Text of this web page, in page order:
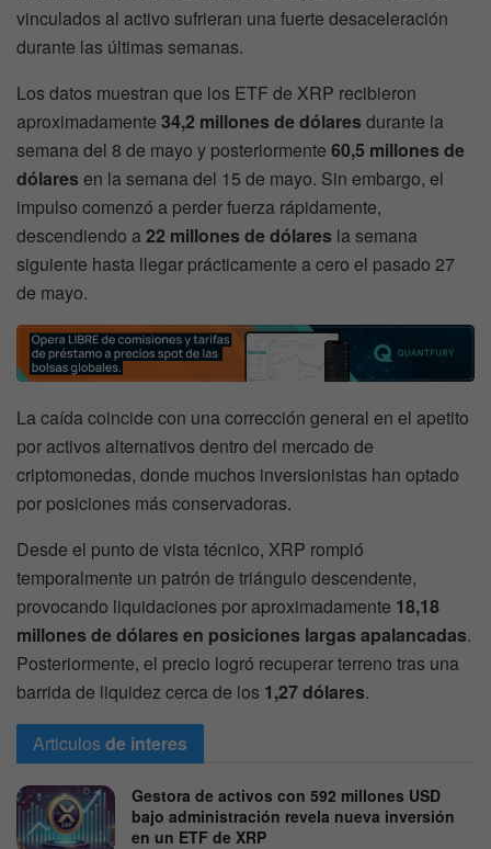
vinculados al activo sufrieran una fuerte desaceleración
durante las últimas semanas.
Los datos muestran que los ETF de XRP recibieron
aproximadamente 34,2 millones de dólares durante la
semana del 8 de mayo y posteriormente 60,5 millones de
dólares en la semana del 15 de mayo. Sin embargo, el
impulso comenzó a perder fuerza rápidamente,
descendiendo a22 millones de dólares la semana
siguiente hasta llegar prácticamente a cero el pasado 27
de mayo.
La caída coincide con una corrección general en el apetito
por activos alternativos dentro del mercado de
criptomonedas, donde muchos inversionistas han optado
por posiciones más conservadoras.
Desde el punto de vista técnico, XRP rompió
temporalmente un patrón de triángulo descendente,
provocando liquidaciones por aproximadamente 18,18
millones de dólares en posiciones largas apalancadas.
Posteriormente, el precio logró recuperar terreno tras una
barrida de liquidez cerca de los 1,27 dólares.
Articulosde interes
Gestora de activos con 592 millones USD
bajo administración revela nueva inversión
en un ETF de XRP